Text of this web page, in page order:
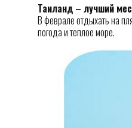
Таиланд – лучший
В феврале отдыхать на
погода и теплое море.